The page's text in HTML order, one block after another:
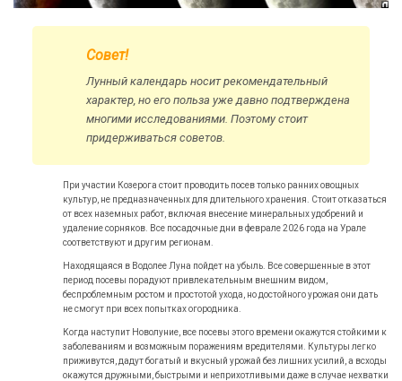
Совет!
Лунный календарь носит рекомендательный
характер, но его польза уже давно подтверждена
многими исследованиями. Поэтому стоит
придерживаться советов.
При участии Козерога стоит проводить посев только ранних овощных
культур, не предназначенных для длительного хранения. Стоит отказаться
от всех наземных работ, включая внесение минеральных удобрений и
удаление сорняков. Все посадочные дни в феврале2026 года на Урале
соответствуют и другим регионам.
Находящаяся в Водолее Луна пойдет на убыль. Все совершенные в этот
период посевы порадуют привлекательным внешним видом,
беспроблемным ростом и простотой ухода, но достойного урожая они дать
не смогут при всех попытках огородника.
Когда наступит Новолуние, все посевы этого времени окажутся стойкими к
заболеваниям и возможным поражениям вредителями. Культуры легко
приживутся, дадут богатый и вкусный урожай без лишних усилий, а всходы
окажутся дружными, быстрыми и неприхотливыми даже в случае нехватки